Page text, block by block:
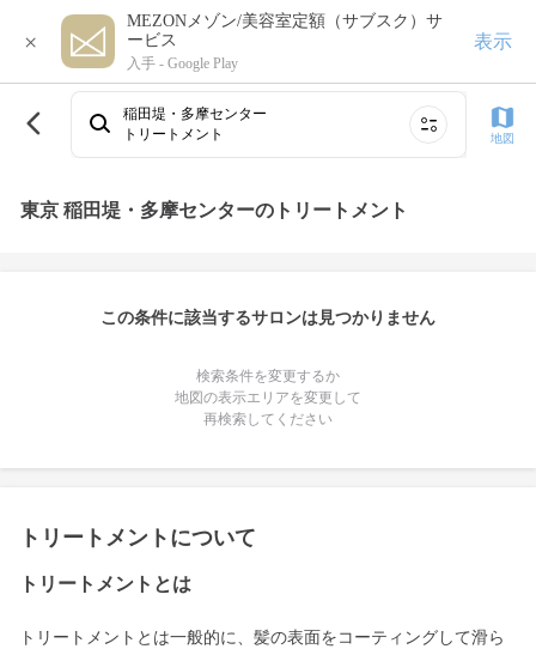
×
MEZONメゾン/美容室定額（サブスク）サ
ービス
入手 - Google Play
表示
稲田堤・多摩センター
トリートメント
地図
東京 稲田堤・多摩センターのトリートメント
この条件に該当するサロンは見つかりません
検索条件を変更するか
地図の表示エリアを変更して
再検索してください
トリートメントについて
トリートメントとは
トリートメントとは一般的に、髪の表面をコーティングして滑ら